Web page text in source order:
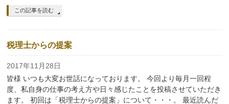
この記事を読む
税理士からの提案
2017年11月28日
皆様 いつも大変お世話になっております。 今回より毎月一回程
度、私自身の仕事の考え方や日々感じたことを投稿させていただき
ます。 初回は「税理士からの提案」について・・・。 最近読んだ